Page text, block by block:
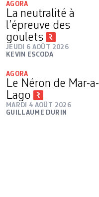
AGORA
La neutralité à
l’épreuve des
goulets
JEUDI 6 AOÛT 2026
KEVIN ESCODA
AGORA
Le Néron de Mar-a-
Lago
MARDI 4 AOÛT 2026
GUILLAUME DURIN